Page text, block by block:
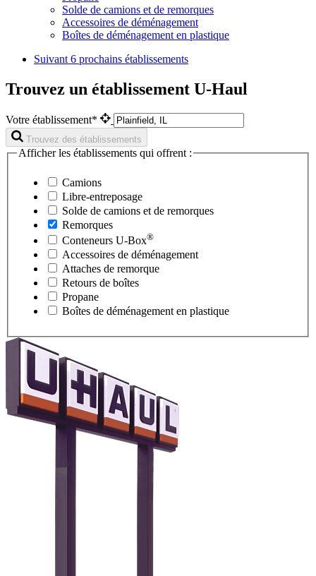
Solde de camions et de remorques
Accessoires de déménagement
Boîtes de déménagement en plastique
Suivant 6 prochains établissements
Trouvez un établissement U-Haul
Votre établissement*
Trouvez des établissements
Afficher les établissements qui offrent :
Camions
Libre-entreposage
Solde de camions et de remorques
Remorques
Conteneurs U-Box®
Accessoires de déménagement
Attaches de remorque
Retours de boîtes
Propane
Boîtes de déménagement en plastique